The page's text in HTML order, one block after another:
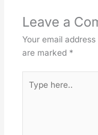
Leave a
Your email
are marked *
here..